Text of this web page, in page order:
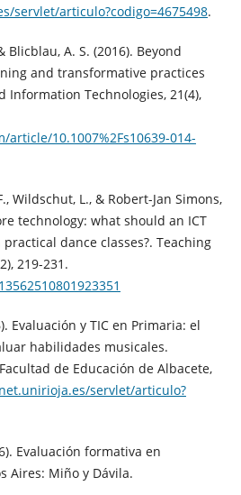
servlet/articulo?codigo=4675498.
Blicblau, A. S. (2016). Beyond
and transformative practices
Information Technologies, 21(4),
10.1007%2Fs10639-014-
Wildschut, L., & Robert-Jan Simons,
technology: what should an ICT
dance classes?. Teaching
219-231.
Evaluación y TIC en Primaria: el
habilidades musicales.
de Educación de Albacete,
servlet/articulo?
Evaluación formativa en
Aires: Miño y Dávila.